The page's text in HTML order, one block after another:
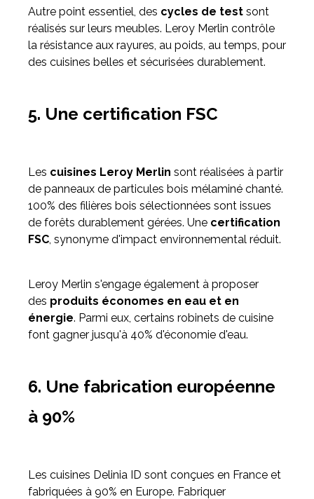
Autre point essentiel, des cycles de test sont
réalisés sur leurs meubles. Leroy Merlin contrôle
la résistance aux rayures, au poids, au temps, pour
des cuisines belles et sécurisées durablement.
5. Une certification FSC
Les cuisines Leroy Merlin sont réalisées à partir
de panneaux de particules bois mélaminé chanté.
100% des filières bois sélectionnées sont issues
de forêts durablement gérées. Une certification
FSC, synonyme d'impact environnemental réduit.
Leroy Merlin s'engage également à proposer
des produits économes en eau et en
énergie. Parmi eux, certains robinets de cuisine
font gagner jusqu'à 40% d'économie d'eau.
6. Une fabrication européenne
à 90%
Les cuisines Delinia ID sont conçues en France et
fabriquées à 90% en Europe. Fabriquer